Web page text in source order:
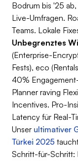
Bodrum bis '25
Live-Umfragen.
Teams. Lokale
Unbegrenztes
(Enterprise-
Fests), eco
40%
Planner raving
Incentives. Pro-
Latency für Real-
Unser ultimativer
Türkei 2025
Schritt-für-Schritt: